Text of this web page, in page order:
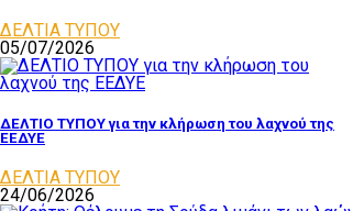
ΔΕΛΤΙΑ ΤΥΠΟΥ
05/07/2026
ΔΕΛΤΙΟ ΤΥΠΟΥ για την κλήρωση του λαχνού της
ΕΕΔΥΕ
ΔΕΛΤΙΑ ΤΥΠΟΥ
24/06/2026